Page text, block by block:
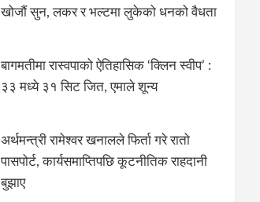
खोजौं सुन, लकर र भल्टमा लुकेको धनको वैधता
बागमतीमा रास्वपाको ऐतिहासिक ‘क्लिन स्वीप’ :
३३ मध्ये ३१ सिट जित, एमाले शून्य
अर्थमन्त्री रामेश्वर खनालले फिर्ता गरे रातो
पासपोर्ट, कार्यसमाप्तिपछि कूटनीतिक राहदानी
बुझाए